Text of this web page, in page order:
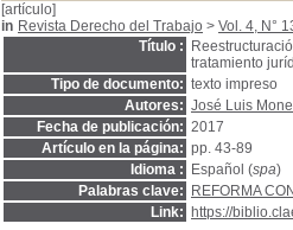
[artículo]
in Revista Derecho del Trabajo > Vol. 4, N°
Título :
tratamiento
Tipo de documento: texto impreso
Autores: José Luis
Fecha de publicación: 2017
Artículo en la página: pp. 43-89
Idioma :
Español (spa)
Palabras clave:
REFORMA
Link:
https://